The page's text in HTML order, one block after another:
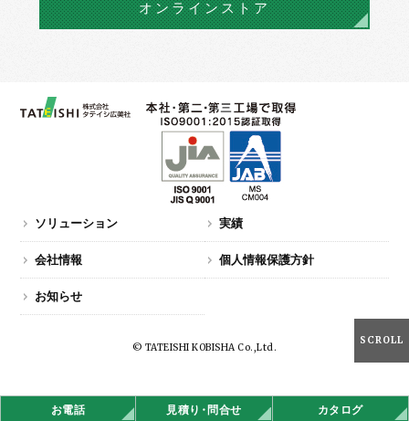
SCROLL
オンラインストア
お電話 見積り・ 問合せ カタログ
ソリューション 実績
会社情報 個人情報保護方針
お知らせ
© TATEISHI KOBISHA Co.,Ltd.